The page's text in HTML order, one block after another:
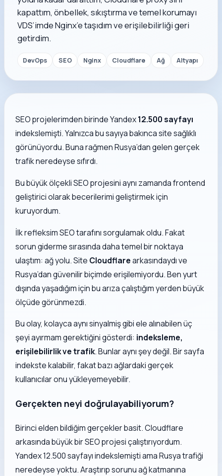
kapattım, önbellek, sıkıştırma ve temel korumayı
VDS’imde Nginx’e taşıdım ve erişilebilirliği geri
getirdim.
DevOps SEO Nginx Cloudflare Ağ Altyapı
SEO projelerimden birinde Yandex12.500 sayfayı
indekslemişti. Yalnızca bu sayıya bakınca site sağlıklı
görünüyordu. Buna rağmen Rusya’dan gelen gerçek
trafik neredeyse sıfırdı.
Bu büyük ölçekli SEO projesini aynı zamanda frontend
geliştirici olarak becerilerimi geliştirmek için
kuruyordum.
İlk refleksim SEO tarafını sorgulamak oldu. Fakat
sorun giderme sırasında daha temel bir noktaya
ulaştım: ağ yolu. Site Cloudflarearkasındaydı ve
Rusya’dan güvenilir biçimde erişilemiyordu. Ben yurt
dışında yaşadığım için bu arıza çalıştığım yerden büyük
ölçüde görünmezdi.
Bu olay, kolayca aynı sinyalmiş gibi ele alınabilen üç
şeyi ayırmam gerektiğini gösterdi: indeksleme,
erişilebilirlik ve trafik. Bunlar aynı şey değil. Bir sayfa
indekste kalabilir, fakat bazı ağlardaki gerçek
kullanıcılar onu yükleyemeyebilir.
Gerçekten neyi doğrulayabiliyorum?
Birinci elden bildiğim gerçekler basit. Cloudflare
arkasında büyük bir SEO projesi çalıştırıyordum.
Yandex 12.500 sayfayı indekslemişti ama Rusya trafiği
neredeyse yoktu. Araştırıp sorunu ağ katmanına